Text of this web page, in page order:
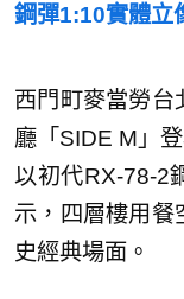
鋼彈1:10實體立
西門町麥當勞台
廳「SIDE M」
以初代RX-78-2
示，四層樓用餐
史經典場面。